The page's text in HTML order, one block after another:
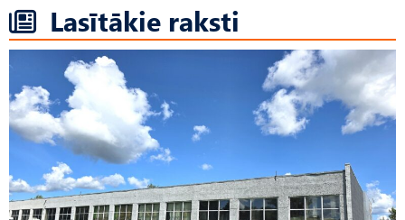
Lasītākie raksti